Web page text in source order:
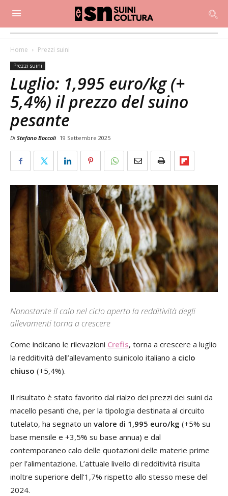
Home Prezzi suini
Prezzi suini
Luglio: 1,995 euro/kg (+
5,4%) il prezzo del suino
pesante
Di Stefano Boccoli 19 Settembre 2025
Nonostante il calo nel ciclo aperto la redditività degli
allevamenti torna a crescere
Come indicano le rilevazioni Crefis, torna a crescere a luglio
la redditività dell’allevamento suinicolo italiano a ciclo
chiuso (+5,4%).
Il risultato è stato favorito dal rialzo dei prezzi dei suini da
macello pesanti che, per la tipologia destinata al circuito
tutelato, ha segnato un valore di 1,995 euro/kg (+5% su
base mensile e +3,5% su base annua) e dal
contemporaneo calo delle quotazioni delle materie prime
per l’alimentazione. L’attuale livello di redditività risulta
inoltre superiore dell’1,7% rispetto allo stesso mese del
2024.